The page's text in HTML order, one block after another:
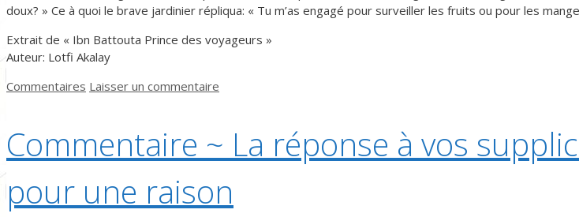
doux? » Ce à quoi le brave jardinier répliqua: « Tu m’as engagé pour surveiller les fruits ou pour les
Extrait de « Ibn Battouta Prince des voyageurs »
Auteur: Lotfi Akalay
Catégories
Commentaires Laisser un commentaire
Commentaire ~ La réponse à vos
pour une raison